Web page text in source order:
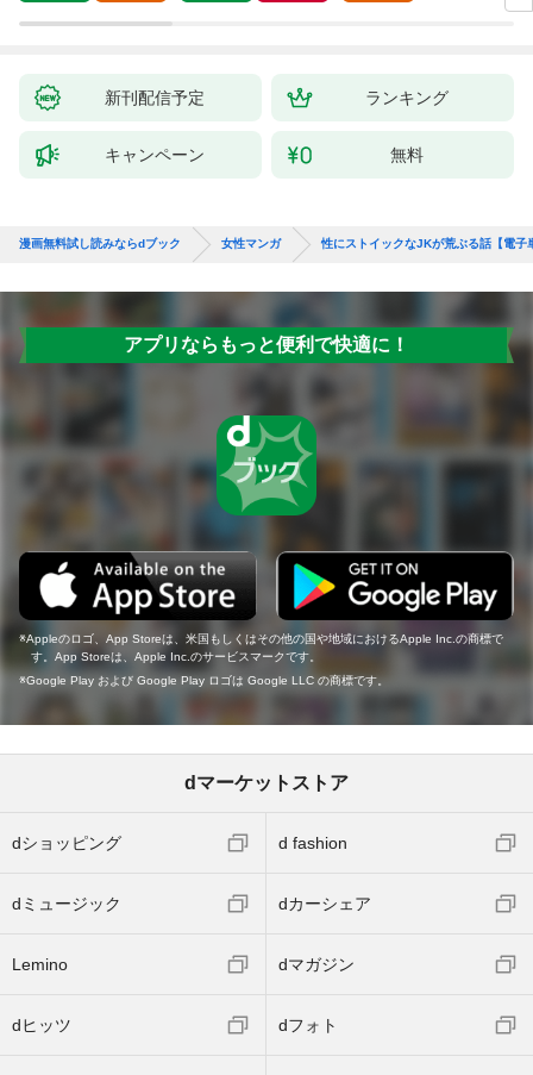
新刊配信予定 ランキング
キャンペーン 無料
漫画無料試し読みならdブック 女性マンガ 性にストイックなJKが荒ぶる話【電子
アプリならもっと便利で快適に！
Appleのロゴ、App Storeは、米国もしくはその他の国や地域におけるApple Inc.の商標で
す。App Storeは、Apple Inc.のサービスマークです。
Google Play および Google Play ロゴは Google LLC の商標です。
dマーケットストア
dショッピング d fashion
dミュージック dカーシェア
Lemino dマガジン
dヒッツ dフォト